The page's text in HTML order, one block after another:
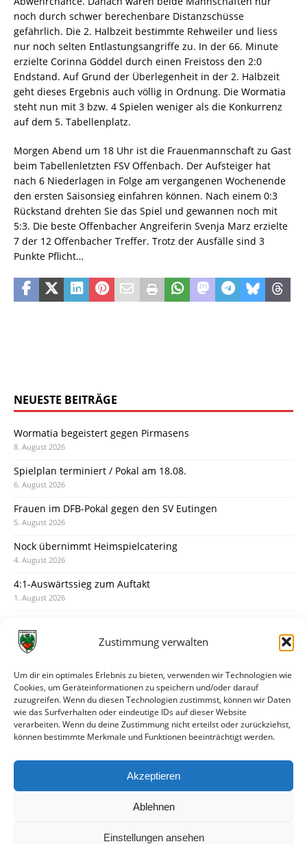
Zustimmung verwalten
Um dir ein optimales Erlebnis zu bieten, verwenden wir Technologien wie
Cookies, um Geräteinformationen zu speichern und/oder darauf
zuzugreifen. Wenn du diesen Technologien zustimmst, können wir Daten
wie das Surfverhalten oder eindeutige IDs auf dieser Website
verarbeiten. Wenn du deine Zustimmung nicht erteilst oder zurückziehst,
können bestimmte Merkmale und Funktionen beeinträchtigt werden.
Akzeptieren
Ablehnen
Einstellungen ansehen
noch durch schwer berechenbare Distanzschüsse
gefährlich. Die 2. Halbzeit bestimmte Rehweiler und liess
nur noch selten Entlastungsangriffe zu. In der 66. Minute
erzielte Corinna Göddel durch einen Freistoss den 2:0
Endstand. Auf Grund der Überlegenheit in der 2. Halbzeit
geht dieses Ergebnis auch völlig in Ordnung. Die Wormatia
steht nun mit 3 bzw. 4 Spielen weniger als die Konkurrenz
auf dem 5. Tabellenplatz.
Morgen Abend um 18 Uhr ist die Frauenmannschaft zu Gast
beim Tabellenletzten FSV Offenbach. Der Aufsteiger hat
nach 6 Niederlagen in Folge am vergangenen Wochenende
den ersten Saisonsieg einfahren können. Nach einem 0:3
Rückstand drehten Sie das Spiel und gewannen noch mit
5:3. Die beste Offenbacher Angreiferin Svenja Marz erzielte
7 der 12 Offenbacher Treffer. Trotz der Ausfälle sind 3
Punkte Pflicht…
NEUESTE BEITRÄGE
Wormatia begeistert gegen Pirmasens
8. August 2026
Spielplan terminiert / Pokal am 18.08.
6. August 2026
Frauen im DFB-Pokal gegen den SV Eutingen
5. August 2026
Nock übernimmt Heimspielcatering
4. August 2026
4:1-Auswärtssieg zum Auftakt
1. August 2026
31. Juli 2026
30. Juli 2026
Deine Spielminute: 89+1
28. Juli 2026
Neuer Rückensponsor
Neue Podcast-Folge: So tickt Björn!
27. Juli 2026